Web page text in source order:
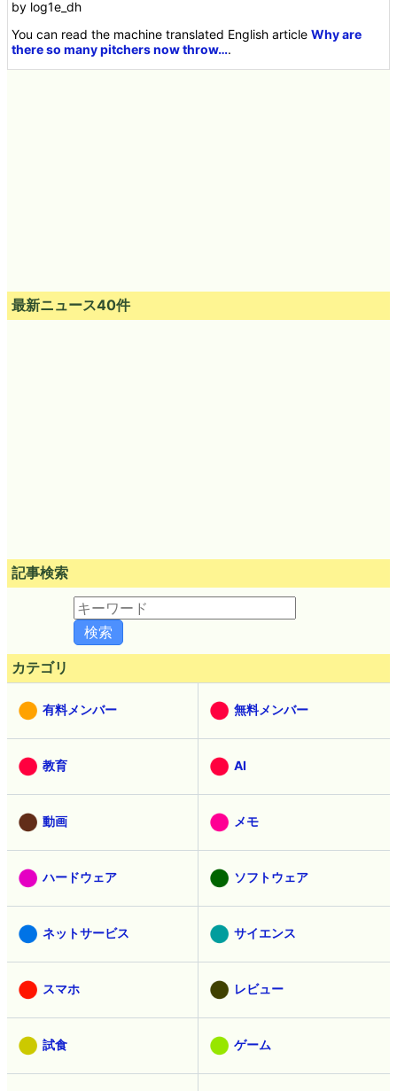
by log1e_dh
You can read the machine translated English articleWhy are
there so many pitchers now throw….
最新ニュース40件
記事検索
カテゴリ
有料メンバー 無料メンバー
教育 AI
動画 メモ
ハードウェア ソフトウェア
ネットサービス サイエンス
スマホ レビュー
試食 ゲーム